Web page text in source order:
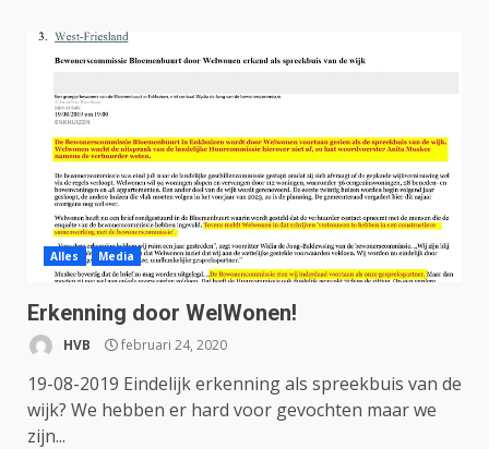
Alles Media
Erkenning door WelWonen!
HVB februari 24, 2020
19-08-2019 Eindelijk erkenning als spreekbuis van de
wijk? We hebben er hard voor gevochten maar we
zijn...